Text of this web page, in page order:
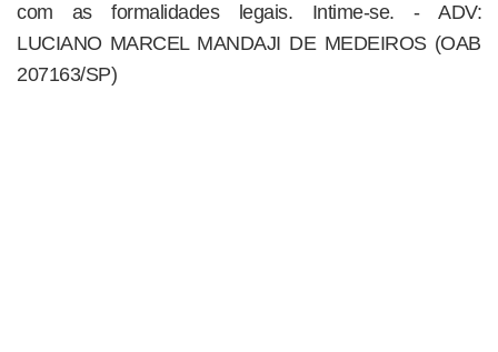
com as formalidades legais. Intime-se. - ADV:
LUCIANO MARCEL MANDAJI DE MEDEIROS (OAB
207163/SP)